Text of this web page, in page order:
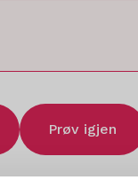
Prøv igjen